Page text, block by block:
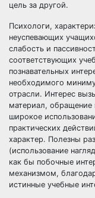
цель за другой.
Психологи,
неуспевающих
слабость и
соответствующих
познавательных
необходимого
отрасли. Интерес
материал, обращение
широкое
практических
характер. Полезны
(использование
как бы побочные
механизмом,
истинные учебные